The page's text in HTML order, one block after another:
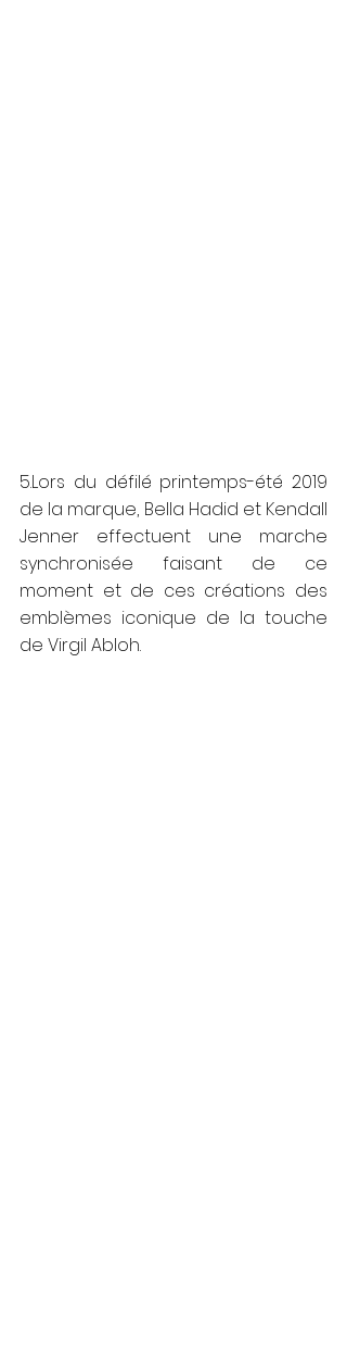
5.Lors du défilé printemps-été 2019
de la marque, Bella Hadid et Kendall
Jenner effectuent une marche
synchronisée faisant de ce
moment et de ces créations des
emblèmes iconique de la touche
de Virgil Abloh.